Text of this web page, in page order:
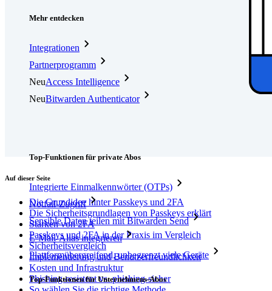
Mehr entdecken
Integrationen
Partnerprogramm
NeuAccess Intelligence
NeuBitwarden Authenticator
Top-Funktionen für private Abos
Integrierte Einmalkennwörter (OTPs)
Notfall-Zugriff
Sensible Daten teilen mit Bitwarden Send
E-Mail-Alias integrieren
Plattformübergreifend, unbegrenzt viele Geräte
Top-Funktionen für Unternehmens-Abos
Auf dieser Seite
Die Grundidee hinter Passkeys und 2FA
Die Sicherheitsgrundlagen von Passkeys erklärt
Stärken von 2FA
Passkeys und 2FA in der Praxis im Vergleich
Sicherheitsvergleich
Implementierung und Benutzerfreundlichkeit
Kosten und Infrastruktur
Phishing-resistent vs. phishing-sicher